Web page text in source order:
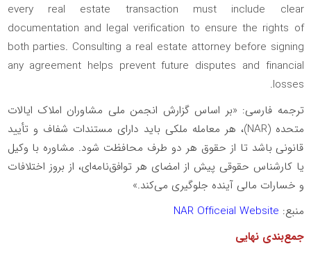
every real estate transaction must include clear
documentation and legal verification to ensure the rights of
both parties. Consulting a real estate attorney before signing
any agreement helps prevent future disputes and financial
losses.
ترجمه فارسی: «بر اساس گزارش انجمن ملی مشاوران املاک ایالات
متحده (NAR)، هر معامله ملکی باید دارای مستندات شفاف و تأیید
قانونی باشد تا از حقوق هر دو طرف محافظت شود. مشاوره با وکیل
یا کارشناس حقوقی پیش از امضای هر توافق‌نامه‌ای، از بروز اختلافات
و خسارات مالی آینده جلوگیری می‌کند.»
منبع: NAR Officeial Website
جمع‌بندی نهایی